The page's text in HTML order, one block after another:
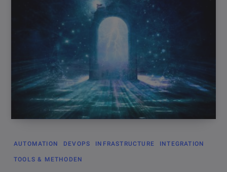
AUTOMATION DEVOPS INFRASTRUCTURE INTEGRATION
TOOLS & METHODEN